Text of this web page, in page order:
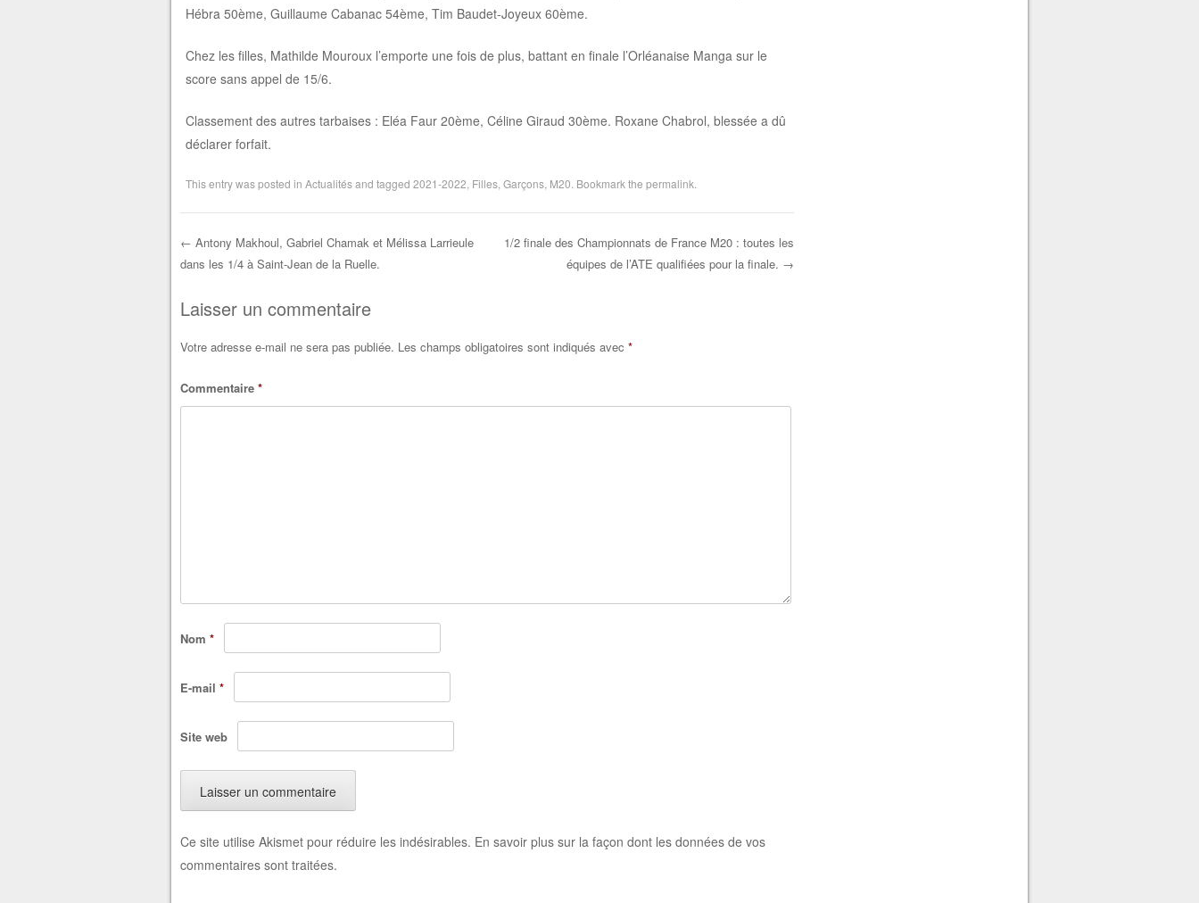
Hébra 50ème, Guillaume Cabanac 54ème, Tim Baudet-Joyeux 60ème.
Chez les filles, Mathilde Mouroux l’emporte une fois de plus, battant en finale l’Orléanaise Manga sur le
score sans appel de 15/6.
Classement des autres tarbaises : Eléa Faur 20ème, Céline Giraud 30ème. Roxane Chabrol, blessée a dû
déclarer forfait.
This entry was posted in Actualitésand tagged 2021-2022 Filles, Garçons, M20 . Bookmark the permalink
Post navigation
← Antony Makhoul, Gabriel Chamak et Mélissa Larrieule
dans les 1/4 à Saint-Jean de la Ruelle.
1/2 finale des Championnats de France M20 : toutes les
équipes de l’ATE qualifiées pour la finale. →
Laisser un commentaire
Votre adresse e-mail ne sera pas publiée. Les champs obligatoires sont indiqués avec *
Commentaire *
Nom *
E-mail *
Site web
Ce site utilise Akismet pour réduire les indésirables. En savoir plus sur la façon dont les données de vos
commentaires sont traitées.